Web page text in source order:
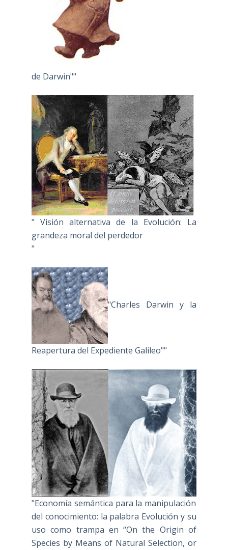
de Darwin""
" Visión alternativa de la Evolución: La
grandeza moral del perdedor
"
"Charles Darwin y la
Reapertura del Expediente Galileo""
"Economía semántica para la manipulación
del conocimiento: la palabra Evolución y su
uso como trampa en “On the Origin of
Species by Means of Natural Selection, or